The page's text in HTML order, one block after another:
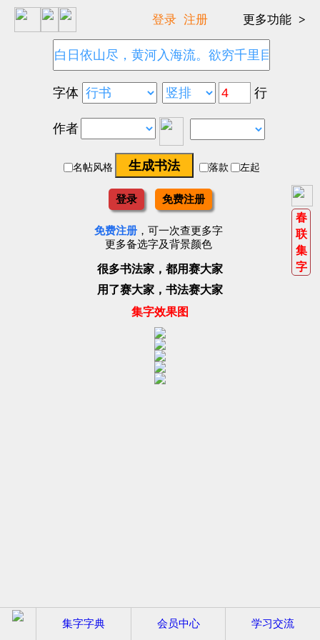
登录 注册 更多功能 >
春
联
集
字
字体 行
作者
名帖风格 落款 左起
登录 免费注册
免费注册，可一次查更多字
更多备选字及背景颜色
很多书法家，都用赛大家
用了赛大家，书法赛大家
集字效果图
集字字典 会员中心 学习交流